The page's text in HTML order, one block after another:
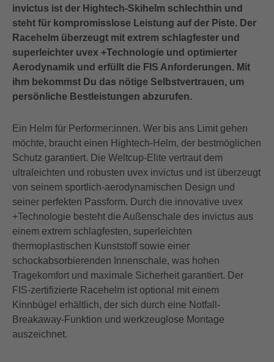
invictus ist der Hightech-Skihelm schlechthin und
steht für kompromisslose Leistung auf der Piste. Der
Racehelm überzeugt mit extrem schlagfester und
superleichter uvex +Technologie und optimierter
Aerodynamik und erfüllt die FIS Anforderungen. Mit
ihm bekommst Du das nötige Selbstvertrauen, um
persönliche Bestleistungen abzurufen.
Ein Helm für Performer:innen. Wer bis ans Limit gehen
möchte, braucht einen Hightech-Helm, der bestmöglichen
Schutz garantiert. Die Weltcup-Elite vertraut dem
ultraleichten und robusten uvex invictus und ist überzeugt
von seinem sportlich-aerodynamischen Design und
seiner perfekten Passform. Durch die innovative uvex
+Technologie besteht die Außenschale des invictus aus
einem extrem schlagfesten, superleichten
thermoplastischen Kunststoff sowie einer
schockabsorbierenden Innenschale, was hohen
Tragekomfort und maximale Sicherheit garantiert. Der
FIS-zertifizierte Racehelm ist optional mit einem
Kinnbügel erhältlich, der sich durch eine Notfall-
Breakaway-Funktion und werkzeuglose Montage
auszeichnet.